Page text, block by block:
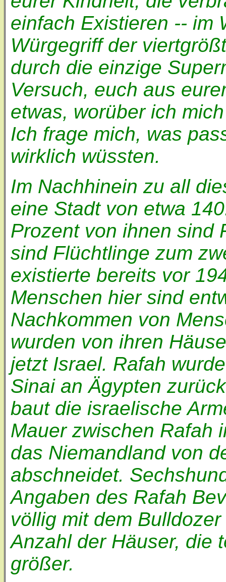
einfach Existieren -- im
Würgegriff der
durch die einzige
Versuch, euch aus
etwas, worüber ich
Ich frage mich, was
wirklich wüssten.
Im Nachhinein zu all
eine Stadt von etwa
Prozent von ihnen sind
sind Flüchtlinge zum
existierte bereits vor
Menschen hier sind
Nachkommen von
wurden von ihren
jetzt Israel. Rafah
Sinai an Ägypten
baut die israelische
Mauer zwischen Rafah
das Niemandland von
abschneidet.
Angaben des Rafah
völlig mit dem
Anzahl der Häuser, die
größer.